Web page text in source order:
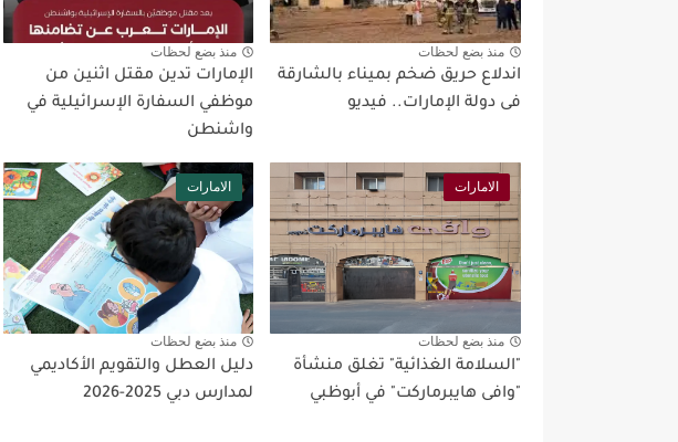
منذ بضع لحظات
اندلاع حريق ضخم بميناء بالشارقة
فى دولة الإمارات.. فيديو
منذ بضع لحظات
الإمارات تدين مقتل اثنين من
موظفي السفارة الإسرائيلية في
واشنطن
الامارات
منذ بضع لحظات
"السلامة الغذائية" تغلق منشأة
"وافى هايبرماركت" في أبوظبي
الامارات
منذ بضع لحظات
دليل العطل والتقويم الأكاديمي
لمدارس دبي 2025-2026